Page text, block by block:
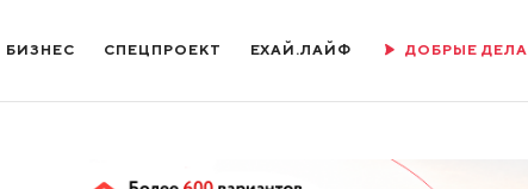
БИЗНЕС СПЕЦПРОЕКТ ЕХАЙ.ЛАЙФ ДОБРЫЕ ДЕЛА